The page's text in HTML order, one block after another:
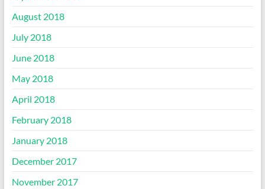
August 2018
July 2018
June 2018
May 2018
April 2018
February 2018
January 2018
December 2017
November 2017